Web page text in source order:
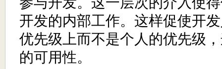
开发的内部工作。这样促使开
优先级上而不是个人的优先级
的可用性。